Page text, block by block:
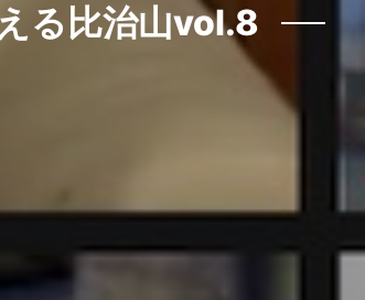
る比治山vol.8